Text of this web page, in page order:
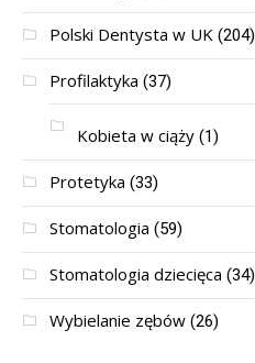
Polski Dentysta w UK (204)
Profilaktyka (37)
Kobieta w ciąży (1)
Protetyka (33)
Stomatologia (59)
Stomatologia dziecięca (34)
Wybielanie zębów (26)